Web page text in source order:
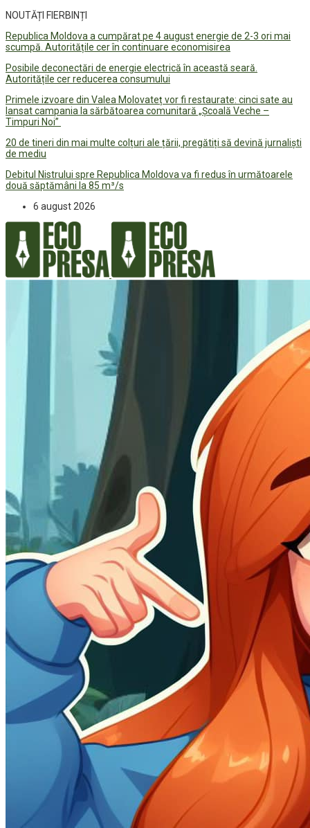
NOUTĂȚI FIERBINȚI
Republica Moldova a cumpărat pe 4 august energie de 2-3 ori mai
scumpă. Autoritățile cer în continuare economisirea
Posibile deconectări de energie electrică în această seară.
Autoritățile cer reducerea consumului
Primele izvoare din Valea Molovateț vor fi restaurate: cinci sate au
lansat campania la sărbătoarea comunitară „Școală Veche –
Timpuri Noi”
20 de tineri din mai multe colțuri ale țării, pregătiți să devină jurnaliști
de mediu
Debitul Nistrului spre Republica Moldova va fi redus în următoarele
două săptămâni la 85 m³/s
6 august 2026